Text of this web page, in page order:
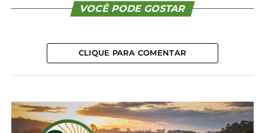
Esse aumento veio tanto do maior volume
da tonelada, que passou de US$ 1.741,45 em 2024
para US$ 1.855,35 em 2025, uma alta de 6,5%.
*Deral com edição
VOCÊ PODE GOSTAR
CLIQUE PARA COMENTAR